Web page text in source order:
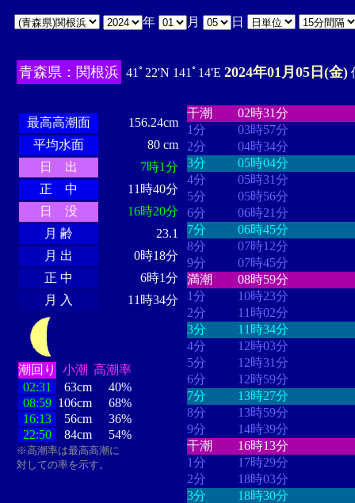
年 月 日
青森県：関根浜 41ﾟ22'N 141ﾟ14'E 2024年01月05日(金)
最高高潮面
156.24cm
平均水面
80 cm
日 出
7時1分
正 中
11時40分
日 没
16時20分
月 齢
23.1
月 出
0時18分
正 中
6時1分
月 入
11時34分
潮回り 小潮 高潮率
02:31
63cm
40%
08:59 106cm
68%
16:13
56cm
36%
22:50
84cm 54%
※高潮率は最高高潮に
対しての率を示す。
干潮
02時31分
1分
03時57分
2分
04時34分
3分
05時04分
4分
05時31分
5分
05時56分
6分
06時21分
7分
06時45分
8分
07時12分
9分
07時45分
満潮
08時59分
1分
10時23分
2分
11時02分
3分
11時34分
4分
12時03分
5分
12時31分
6分
12時59分
7分
13時27分
8分
13時59分
9分
14時39分
干潮
16時13分
1分
17時29分
2分
18時03分
3分
18時30分